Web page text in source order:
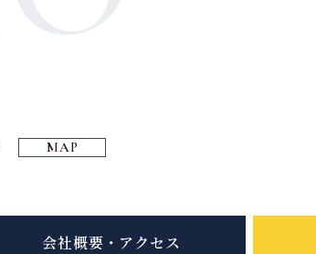
MAP
会社概要・アクセス